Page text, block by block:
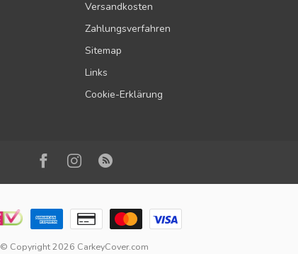
Versandkosten
Zahlungsverfahren
Sitemap
Links
Cookie-Erklärung
© Copyright 2026 CarkeyCover.com